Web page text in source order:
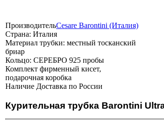
ПроизводительCesare Barontini (Италия)
Страна: Италия
Материал трубки: местный тосканский
бриар
Кольцо: СЕРЕБРО 925 пробы
Комплект фирменный кисет,
подарочная коробка
Наличие Доставка по России
Курительная трубка Barontini